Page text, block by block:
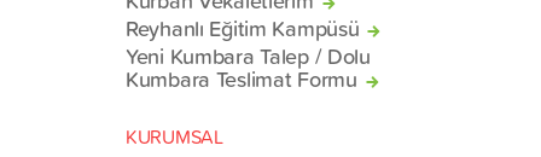
Reyhanlı Eğitim Kampüsü
Yeni Kumbara Talep / Dolu
Kumbara Teslimat Formu
KURUMSAL